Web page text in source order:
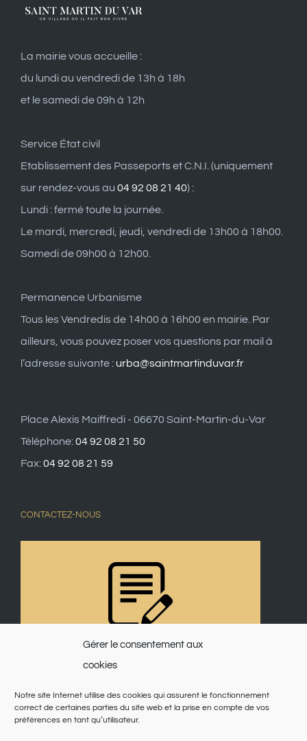
Gérer le consentement aux
cookies
Notre site Internet utilise des cookies qui assurent le fonctionnement
correct de certaines parties du site web et la prise en compte de vos
préférences en tant qu’utilisateur.
La mairie vous accueille :
du lundi au vendredi de 13h à 18h
et le samedi de 09h à 12h
Service État civil
Etablissement des Passeports et C.N.I. (uniquement
sur rendez-vous au 04 92 08 21 40) :
Lundi : fermé toute la journée.
Le mardi, mercredi, jeudi, vendredi de 13h00 à 18h00.
Samedi de 09h00 à 12h00.
Permanence Urbanisme
Tous les Vendredis de 14h00 à 16h00 en mairie. Par
ailleurs, vous pouvez poser vos questions par mail à
l’adresse suivante : urba@saintmartinduvar.fr
Place Alexis Maiffredi - 06670 Saint-Martin-du-Var
Téléphone:04 92 08 21 50
Fax:04 92 08 21 59
CONTACTEZ-NOUS